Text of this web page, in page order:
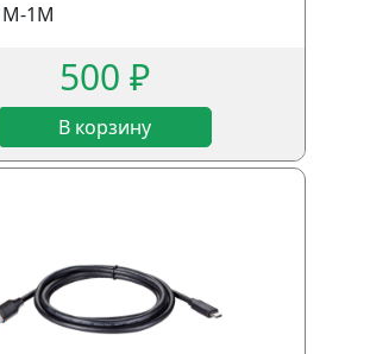
1M
500 ₽
В корзину